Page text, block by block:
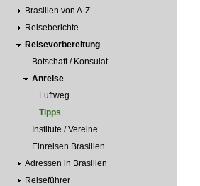
Brasilien von A-Z
Reiseberichte
Reisevorbereitung
Botschaft / Konsulat
Anreise
Luftweg
Tipps
Institute / Vereine
Einreisen Brasilien
Adressen in Brasilien
Reiseführer